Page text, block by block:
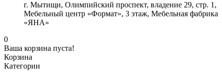
г. Мытищи, Олимпийский проспект, владение 29, стр. 1,
Мебельный центр «Формат», 3 этаж, Мебельная фабрика
«ЯНА»
0
Ваша корзина пуста!
Корзина
Категории